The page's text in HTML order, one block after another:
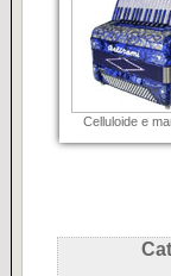
Celluloide e